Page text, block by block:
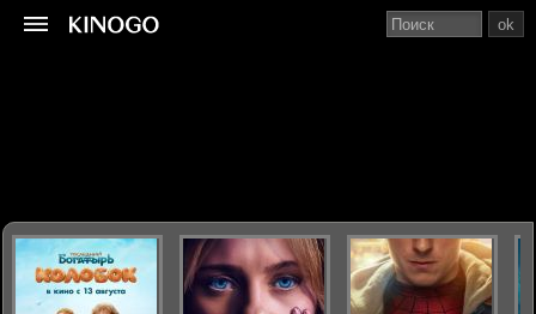
ok